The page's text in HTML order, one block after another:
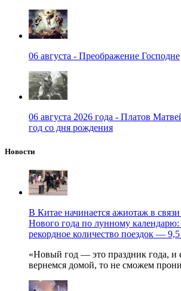
06 августа - Преображение Господне
06 августа 2026 года - Платов
год со дня рождения
Новости
В Китае начинается ажиотаж в
Нового года по лунному календарю:
рекордное количество поездок —
«Новый год — это праздник года, и
вернемся домой, то не сможем